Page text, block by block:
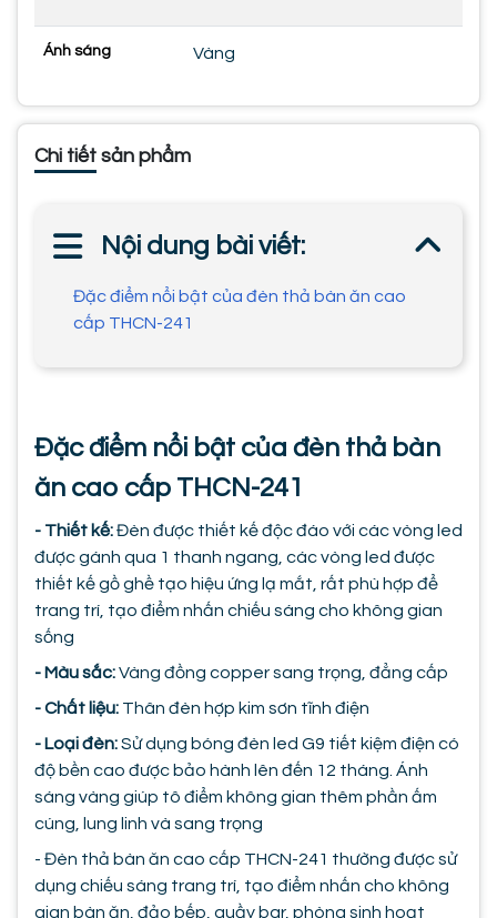
Ánh sáng Vàng
Chi tiết sản phẩm
Nội dung bài viết:
Đặc điểm nổi bật của đèn thả bàn ăn cao
cấp THCN-241
Đặc điểm nổi bật của đèn thả bàn
ăn cao cấp THCN-241
- Thiết kế:Đèn được thiết kế độc đáo với các vòng led
được gánh qua 1 thanh ngang, các vòng led được
thiết kế gồ ghề tạo hiệu ứng lạ mắt, rất phù hợp để
trang trí, tạo điểm nhấn chiếu sáng cho không gian
sống
- Màu sắc:Vàng đồng copper sang trọng, đẳng cấp
- Chất liệu: Thân đèn hợp kim sơn tĩnh điện
- Loại đèn:Sử dụng bóng đèn led G9 tiết kiệm điện có
độ bền cao được bảo hành lên đến 12 tháng. Ánh
sáng vàng giúp tô điểm không gian thêm phần ấm
cúng, lung linh và sang trọng
- Đèn thả bàn ăn cao cấp THCN-241 thường được sử
dụng chiếu sáng trang trí, tạo điểm nhấn cho không
gian bàn ăn, đảo bếp, quầy bar, phòng sinh hoạt